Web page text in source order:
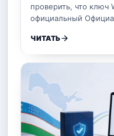
проверить, что ключ
официальный
ЧИТАТЬ